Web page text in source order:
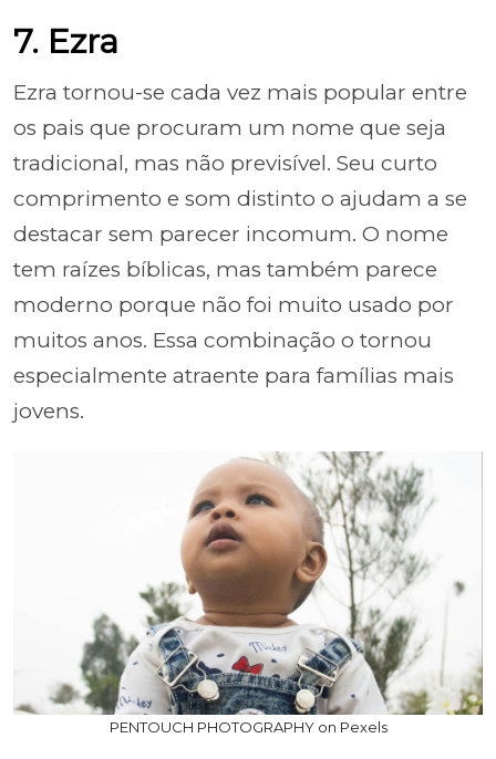
7. Ezra
Ezra tornou-se cada vez mais popular entre
os pais que procuram um nome que seja
tradicional, mas não previsível. Seu curto
comprimento e som distinto o ajudam a se
destacar sem parecer incomum. O nome
tem raízes bíblicas, mas também parece
moderno porque não foi muito usado por
muitos anos. Essa combinação o tornou
especialmente atraente para famílias mais
jovens.
PENTOUCH PHOTOGRAPHY on Pexels